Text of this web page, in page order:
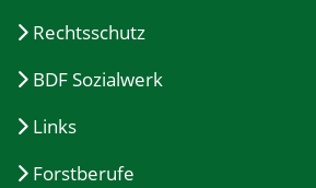
Rechtsschutz
BDF Sozialwerk
Links
Forstberufe